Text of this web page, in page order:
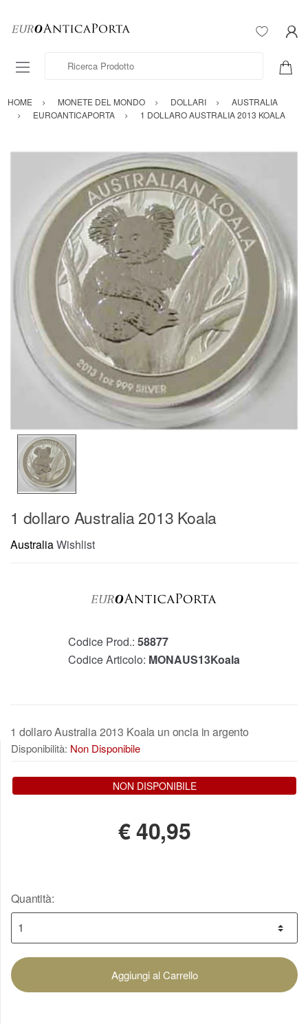
Ricerca Prodotto
HOME MONETE DEL MONDO DOLLARI
AUSTRALIA
EUROANTICAPORTA
1 DOLLARO AUSTRALIA 2013 KOALA
1 dollaro Australia 2013 Koala
AustraliaWishlist
Codice Prod.: 58877
Codice Articolo: MONAUS13Koala
1 dollaro Australia 2013 Koala un oncia in argento
Disponibilità: Non Disponibile
NON DISPONIBILE
€40,95
Quantità:
Aggiungi al Carrello